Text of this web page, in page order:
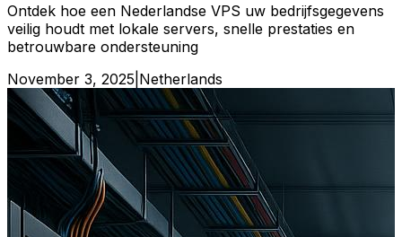
Ontdek hoe een Nederlandse VPS uw bedrijfsgegevens
veilig houdt met lokale servers, snelle prestaties en
betrouwbare ondersteuning
November 3, 2025 Netherlands